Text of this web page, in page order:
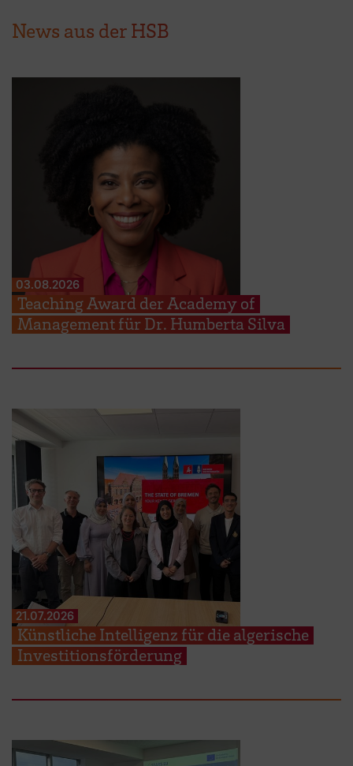
News aus der HSB
03.08.2026
Teaching Award der Academy of
Management für Dr. Humberta Silva
21.07.2026
Künstliche Intelligenz für die algerische
Investitionsförderung